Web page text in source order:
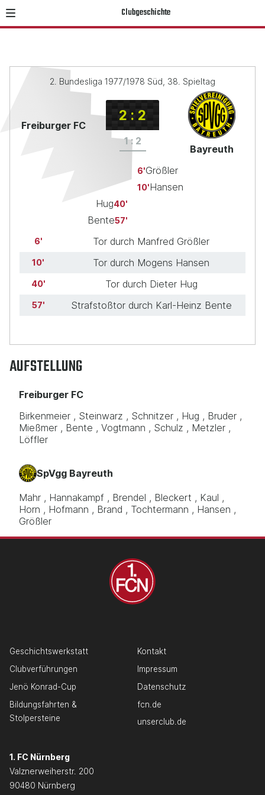
Clubgeschichte
2. Bundesliga 1977/1978 Süd, 38. Spieltag
Freiburger FC
2 : 2
1 : 2
Bayreuth
Größler
6
Hansen
10
Hug40
Bente57
6 Tor durch Manfred Größler
10 Tor durch Mogens Hansen
40 Tor durch Dieter Hug
57 Strafstoßtor durch Karl-Heinz Bente
AUFSTELLUNG
Freiburger FC
Birkenmeier
Steinwarz Schnitzer Hug
Bruder
Mießmer
Bente Vogtmann Schulz
Metzler
Löffler
SpVgg Bayreuth
Mahr Hannakampf Brendel Bleckert
Kaul
Horn
Hofmann Brand Tochtermann
Hansen
Größler
Geschichtswerkstatt
Clubverführungen
Jenö Konrad-Cup
Bildungsfahrten &
Stolpersteine
Kontakt
Impressum
Datenschutz
fcn.de
unserclub.de
1. FC Nürnberg
Valznerweiherstr. 200
90480 Nürnberg